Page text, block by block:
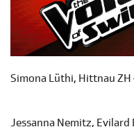
Simona Lüthi, Hittnau ZH
Jessanna Nemitz, Evilard